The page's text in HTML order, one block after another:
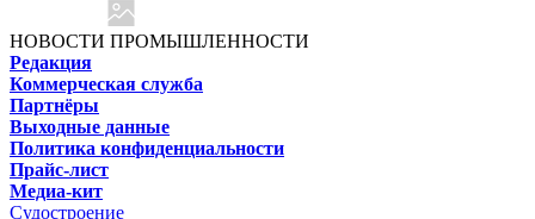
НОВОСТИ ПРОМЫШЛЕННОСТИ
Редакция
Коммерческая служба
Партнёры
Выходные данные
Политика конфиденциальности
Прайс-лист
Медиа-кит
Судостроение